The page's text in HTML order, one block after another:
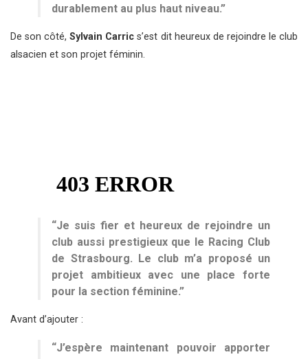
durablement au plus haut niveau.”
De son côté,Sylvain Carric s’est dit heureux de rejoindre le club
alsacien et son projet féminin.
“Je suis fier et heureux de rejoindre un
club aussi prestigieux que le Racing Club
de Strasbourg. Le club m’a proposé un
projet ambitieux avec une place forte
pour la section féminine.”
Avant d’ajouter :
“J’espère maintenant pouvoir apporter